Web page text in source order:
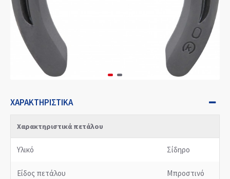
ΧΑΡΑΚΤΗΡΙΣΤΙΚΆ
Χαρακτηριστικά πετάλου
Υλικό Σίδηρο
Είδος πετάλου Μπροστινό